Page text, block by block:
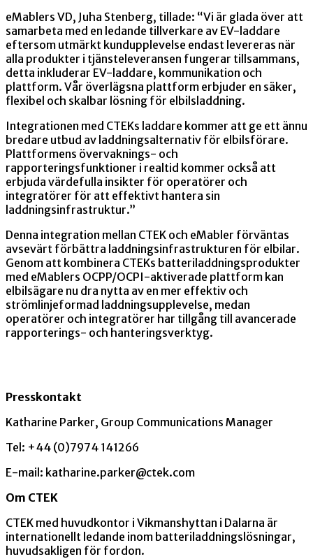
eMablers VD, Juha Stenberg, tillade: “Vi är glada över att
samarbeta med en ledande tillverkare av EV-laddare
eftersom utmärkt kundupplevelse endast levereras när
alla produkter i tjänsteleveransen fungerar tillsammans,
detta inkluderar EV-laddare, kommunikation och
plattform. Vår överlägsna plattform erbjuder en säker,
flexibel och skalbar lösning för elbilsladdning.
Integrationen med CTEKs laddare kommer att ge ett ännu
bredare utbud av laddningsalternativ för elbilsförare.
Plattformens övervaknings- och
rapporteringsfunktioner i realtid kommer också att
erbjuda värdefulla insikter för operatörer och
integratörer för att effektivt hantera sin
laddningsinfrastruktur.”
Denna integration mellan CTEK och eMabler förväntas
avsevärt förbättra laddningsinfrastrukturen för elbilar.
Genom att kombinera CTEKs batteriladdningsprodukter
med eMablers OCPP/OCPI-aktiverade plattform kan
elbilsägare nu dra nytta av en mer effektiv och
strömlinjeformad laddningsupplevelse, medan
operatörer och integratörer har tillgång till avancerade
rapporterings- och hanteringsverktyg.
Presskontakt
Katharine Parker, Group Communications Manager
Tel: +44 (0)7974 141266
E-mail: katharine.parker@ctek.com
Om CTEK
CTEK med huvudkontor i Vikmanshyttan i Dalarna är
internationellt ledande inom batteriladdningslösningar,
huvudsakligen för fordon.